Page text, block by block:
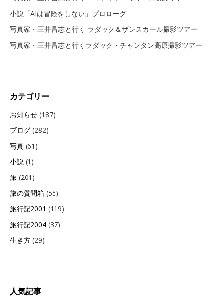
小説「AIは冒険をしない」プロローグ
写真家・三井昌志と行く ラダック＆ザンスカール撮影ツアー
写真家・三井昌志と行くラダック・チャンタン高原撮影ツアー
カテゴリー
お知らせ (187)
ブログ (282)
写真 (61)
小説 (1)
旅 (201)
旅の質問箱 (55)
旅行記2001 (119)
旅行記2004 (37)
生き方 (29)
人気記事